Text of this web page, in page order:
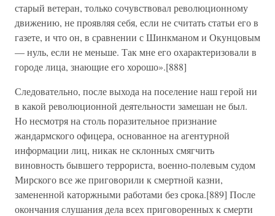
старый ветеран, только сочувствовал революционному
движению, не проявляя себя, если не считать статьи его в
газете, и что он, в сравнении с Шинкманом и Окунцовым
— нуль, если не меньше. Так мне его охарактеризовали в
городе лица, знающие его хорошо».[888]
Следовательно, после выхода на поселение наш герой ни
в какой революционной деятельности замешан не был.
Но несмотря на столь поразительное признание
жандармского офицера, основанное на агентурной
информации лиц, никак не склонных смягчить
виновность бывшего террориста, военно-полевым судом
Мирского все же приговорили к смертной казни,
замененной каторжными работами без срока.[889] После
окончания слушания дела всех приговоренных к смерти